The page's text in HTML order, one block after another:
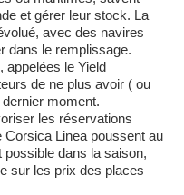
et gérer leur stock. La
avec des navires
dans le remplissage.
appelées le Yield
de ne plus avoir ( ou
moment.
les réservations
Linea poussent au
dans la saison,
sur les prix des places